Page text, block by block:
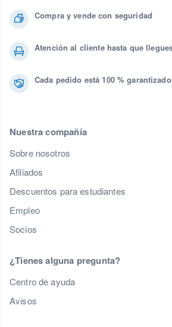
Compra y vende con seguridad
Atención al cliente hasta que
Cada pedido está 100 % garantizado
Nuestra compañía
Sobre nosotros
Afiliados
Descuentos para estudiantes
Empleo
Socios
¿Tienes alguna pregunta?
Centro de ayuda
Avisos